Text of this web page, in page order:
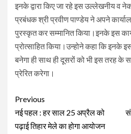
इनके द्वारा किए जा रहे इस उल्लेखनीय व
प्रबंधक श्री प्रवीण पाण्डेय ने अपने
पुरस्कृत कर सम्मानित किया।इनके इस
प्रोत्साहित किया।उन्होने कहा कि इनके
बनेगा ही साथ ही दूसरों को भी इस तरह के
प्रेरित करेगा।
Continue
Reading
Previous
नई पहल : हर साल 25 अप्रैल को
पढ़ाई तिहार मेले का होगा आयोजन